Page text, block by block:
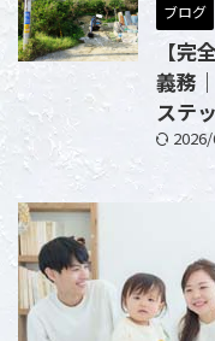
ブログ
【完
義務
ステ